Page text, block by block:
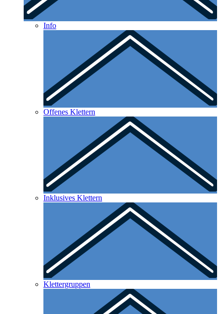
Info
Offenes Klettern
Inklusives Klettern
Klettergruppen